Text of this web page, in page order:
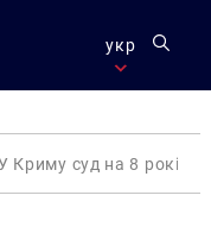
укр
Криму суд на 8 років